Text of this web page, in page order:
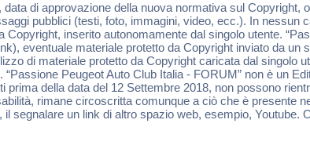
di approvazione della nuova normativa sul
pubblici (testi, foto, immagini, video, ecc.). In nessun
Copyright, inserito autonomamente dal singolo utente.
eventuale materiale protetto da Copyright inviato da
di materiale protetto da Copyright caricata dal singolo
“Passione Peugeot Auto Club Italia - FORUM” non è un
prima della data del 12 Settembre 2018, non possono
rimane circoscritta comunque a ciò che è presente
segnalare un link di altro spazio web, esempio,